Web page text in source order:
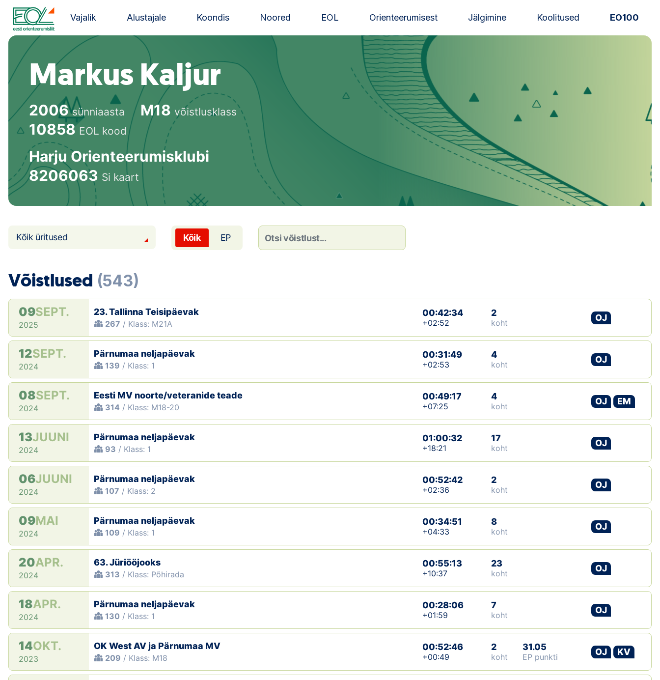
Liigu
juurde
Estonian Orienteering Federation
Vajalik Alustajale Koondis Noored EOL Orienteerumisest Jälgimine Koolitused EO100
Orienteerujale
Eesti Orienteerumine 100!
Toetamine
Telli litsents!
Noored
Kaardid
Kalender
Koondised
Tulemused
Dokumendid
Suletud maastikud
Püsirajad
Koolitused
OTSI
Markus Kaljur
2006sünniaasta M18 võistlusklass
10858EOL kood
Harju Orienteerumisklubi
8206063 Si kaart
Kõik üritused Kõik EP
Võistlused (543)
09SEPT.
2025
23. Tallinna Teisipäevak
267 / Klass: M21A
00:42:34
+02:52
2
koht
OJ
12SEPT.
2024
Pärnumaa neljapäevak
139 / Klass: 1
00:31:49
+02:53
4
koht
OJ
08SEPT.
2024
Eesti MV noorte/veteranide teade
314 / Klass: M18-20
00:49:17
+07:25
4
koht
OJ EM
13JUUNI
2024
Pärnumaa neljapäevak
93 / Klass: 1
01:00:32
+18:21
17
koht
OJ
06JUUNI
2024
Pärnumaa neljapäevak
107 / Klass: 2
00:52:42
+02:36
2
koht
OJ
09MAI
2024
Pärnumaa neljapäevak
109 / Klass: 1
00:34:51
+04:33
8
koht
OJ
20APR.
2024
63. Jüriööjooks
313 / Klass: Põhirada
00:55:13
+10:37
23
koht
OJ
18APR.
2024
Pärnumaa neljapäevak
130 / Klass: 1
00:28:06
+01:59
7
koht
OJ
14OKT.
2023
OK West AV ja Pärnumaa MV
209 / Klass: M18
00:52:46
+00:49
2
koht
31.05
EP punkti
OJ KV